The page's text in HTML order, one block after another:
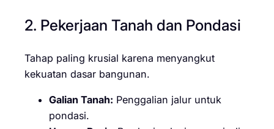
2. Pekerjaan Tanah dan Pondasi
Tahap paling krusial karena menyangkut
kekuatan dasar bangunan.
Galian Tanah: Penggalian jalur untuk
pondasi.